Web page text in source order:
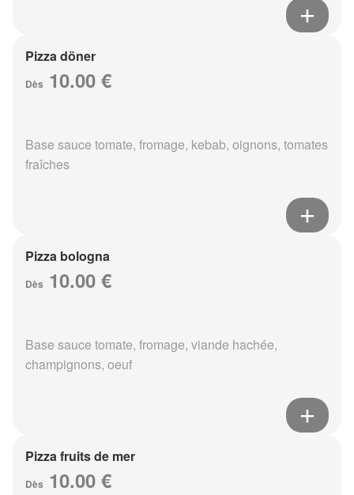
Pizza döner
Dès 10.00 €
Base sauce tomate, fromage, kebab, oignons, tomates
fraîches
Pizza bologna
Dès 10.00 €
Base sauce tomate, fromage, viande hachée,
champignons, oeuf
Pizza fruits de mer
Dès 10.00 €